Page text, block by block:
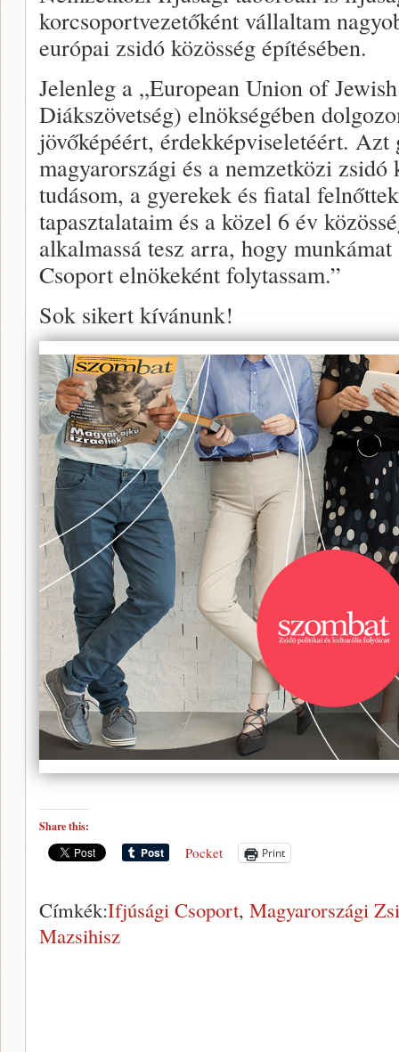
korcsoportvezetőként vállaltam
európai zsidó közösség építésében.
Jelenleg a „European Union of
Diákszövetség) elnökségében
jövőképéért, érdekképviseletéért.
magyarországi és a nemzetközi zsidó
tudásom, a gyerekek és fiatal
tapasztalataim és a közel 6 év
alkalmassá tesz arra, hogy
Csoport elnökeként folytassam.”
Sok sikert kívánunk!
Share this:
Pocket Print
Címkék:Ifjúsági Csoport, Magyarországi
Mazsihisz